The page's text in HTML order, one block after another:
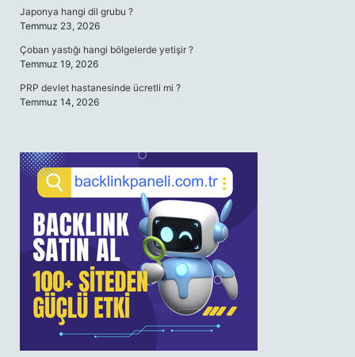
Japonya hangi dil grubu ?
Temmuz 23, 2026
Çoban yastığı hangi bölgelerde yetişir ?
Temmuz 19, 2026
PRP devlet hastanesinde ücretli mi ?
Temmuz 14, 2026